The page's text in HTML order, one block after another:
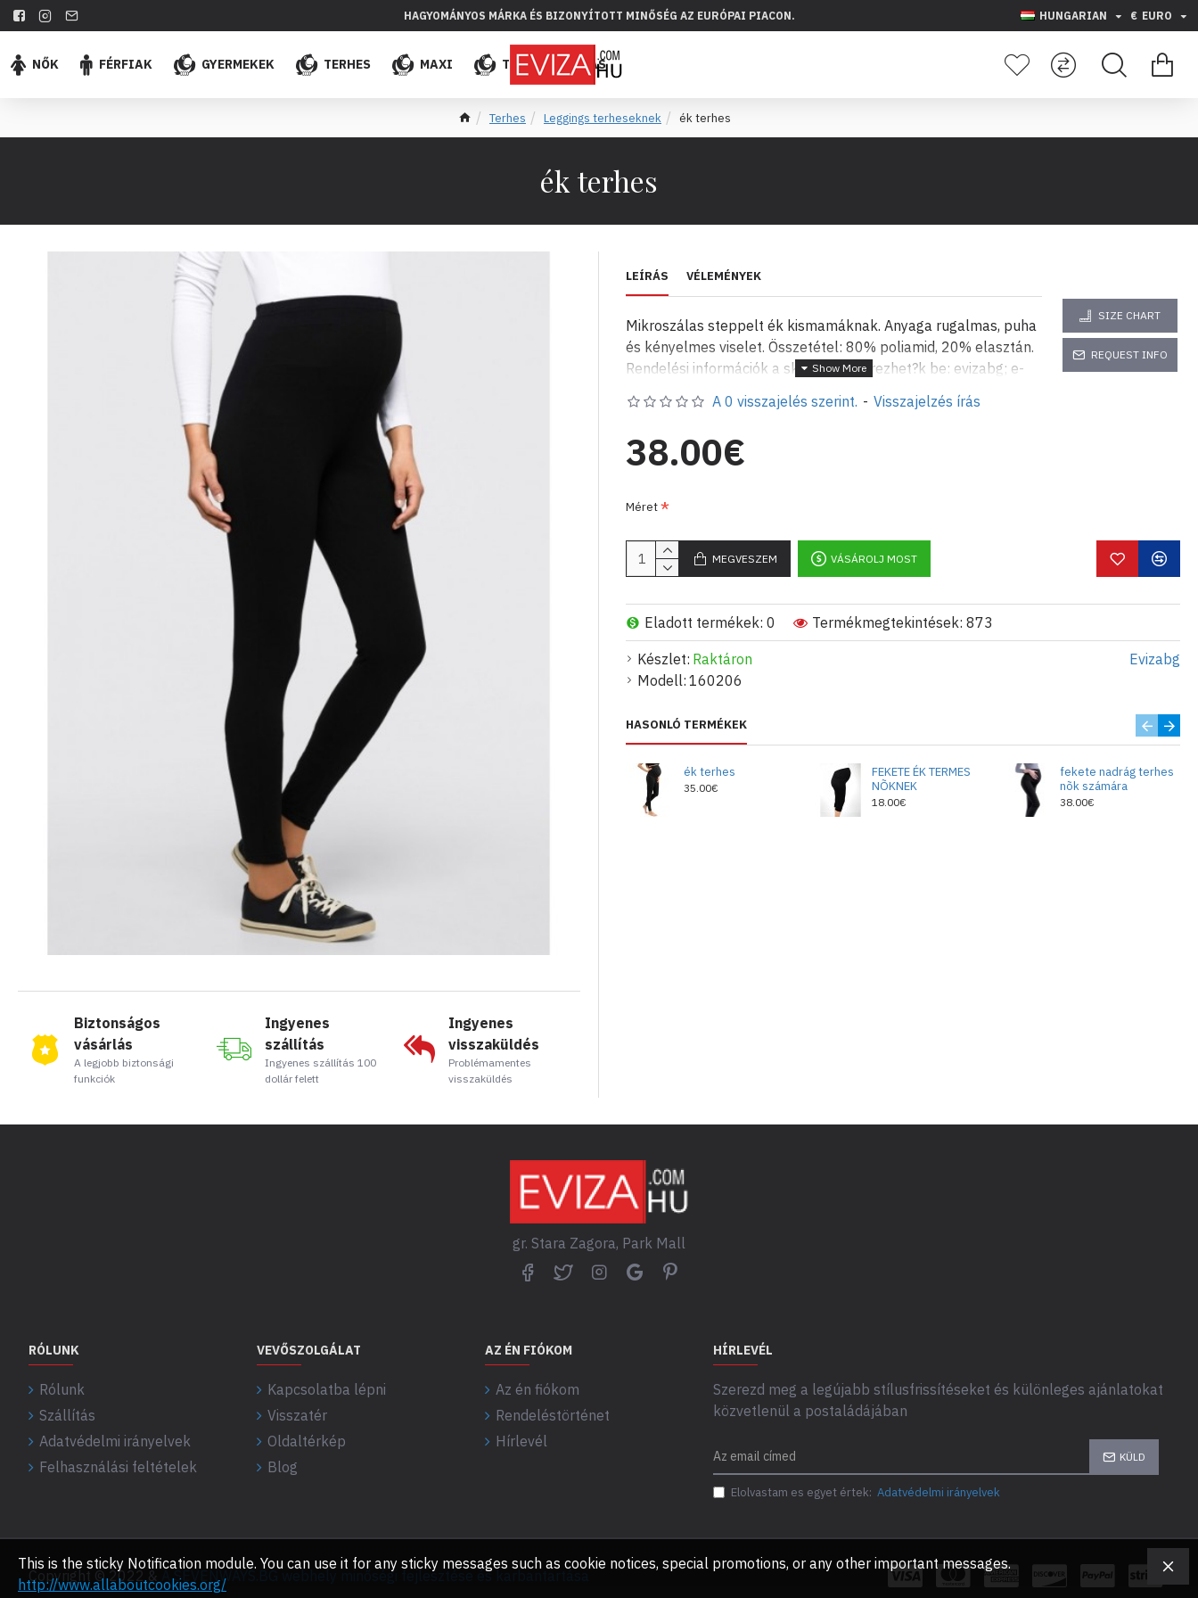
HAGYOMÁNYOS MÁRKA ÉS BIZONYÍTOTT MINŐSÉG AZ EURÓPAI PIACON. HUNGARIAN € EURO
NŐK FÉRFIAK GYERMEKEK TERHES MAXI TÖBB ELADÁS
Terhes Leggings terheseknek ék terhes
ék terhes
Biztonságos
vásárlás
A legjobb biztonsági
funkciók
Ingyenes
szállítás
Ingyenes szállítás 100
dollár felett
Ingyenes
visszaküldés
Problémamentes
visszaküldés
LEÍRÁS VÉLEMÉNYEK
Mikroszálas steppelt ék kismamáknak. Anyaga rugalmas, puha
és kényelmes viselet. Összetétel: 80% poliamid, 20% elasztán.
Rendelési információk a skype-on szerezhet?k be: evizabg; e-
SIZE CHART
REQUEST INFO
Készlet: Raktáron
Modell: 160206
Evizabg
Eladott termékek: 0 Termékmegtekintések: 873
A 0 visszajelés szerint. - Visszajelzés írás
38.00€
Méret
MEGVESZEM VÁSÁROLJ MOST
HASONLÓ TERMÉKEK
ék terhes
35.00€
FEKETE ÉK TERMES
NÕKNEK
18.00€
fekete nadrág terhes
nõk számára
38.00€
gr. Stara Zagora, Park Mall
RÓLUNK
Rólunk
Szállítás
Adatvédelmi irányelvek
Felhasználási feltételek
VEVŐSZOLGÁLAT
Kapcsolatba lépni
Visszatér
Oldaltérkép
Blog
AZ ÉN FIÓKOM
Az én fiókom
Rendeléstörténet
Hírlevél
HÍRLEVÉL
Szerezd meg a legújabb stílusfrissítéseket és különleges ajánlatokat
közvetlenül a postaládájában
KÜLD
Elolvastam es egyet értek: Adatvédelmi irányelvek
Copyright © 2022 & A SEVENWAYS.BG webhely minőségi fejlesztése és karbantartása
This is the sticky Notification module. You can use it for any sticky messages such as cookie notices, special promotions, or any other important messages.
http://www.allaboutcookies.org/